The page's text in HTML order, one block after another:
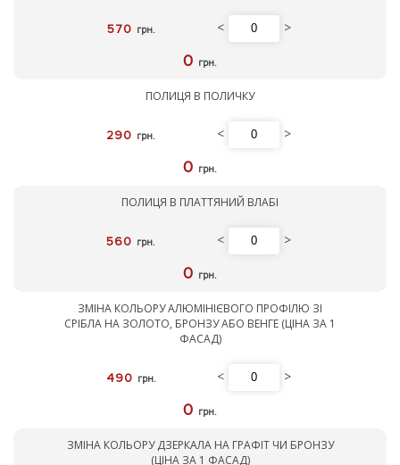
570 грн. < >
0 грн.
ПОЛИЦЯ В ПОЛИЧКУ
290 грн. < >
0 грн.
ПОЛИЦЯ В ПЛАТТЯНИЙ ВЛАБІ
560 грн. < >
0 грн.
ЗМІНА КОЛЬОРУ АЛЮМІНІЄВОГО ПРОФІЛЮ ЗІ
СРІБЛА НА ЗОЛОТО, БРОНЗУ АБО ВЕНГЕ (ЦІНА ЗА 1
ФАСАД)
490 грн. < >
0 грн.
ЗМІНА КОЛЬОРУ ДЗЕРКАЛА НА ГРАФІТ ЧИ БРОНЗУ
(ЦІНА ЗА 1 ФАСАД)